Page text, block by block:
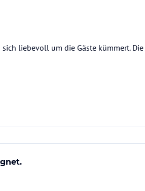
liebevoll um die Gäste kümmert.